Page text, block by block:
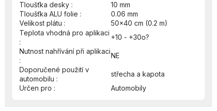
Tloušťka desky :
10 mm
Tloušťka ALU folie :
0.06 mm
Velikost plátu :
50x40 cm (0.2 m)
Teplota vhodná pro aplikaci
:
+10 - +30o?
Nutnost nahřívání při aplikaci
:
NE
Doporučené použití v
automobilu :
střecha a kapota
Určen pro :
Automobily